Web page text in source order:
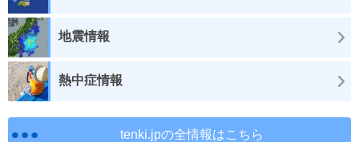
地震情報
熱中症情報
tenki.jpの全情報はこちら